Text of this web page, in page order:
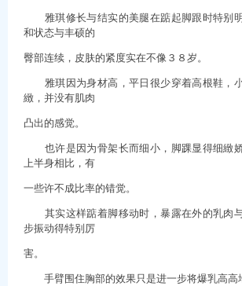
雅琪修长与结实的美腿在踮起脚跟时特别
和状态与丰硕的
臀部连续，皮肤的紧度实在不像３８岁。
雅琪因为身材高，平日很少穿着高根鞋，
緻，并没有肌肉
凸出的感觉。
也许是因为骨架长而细小，脚踝显得细緻
上半身相比，有
一些许不成比率的错觉。
其实这样踮着脚移动时，暴露在外的乳肉
步振动得特别厉
害。
手臂围住胸部的效果只是进一步将爆乳高高